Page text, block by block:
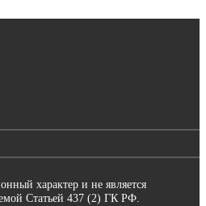
характер и не является
Статьей 437 (2) ГК РФ.